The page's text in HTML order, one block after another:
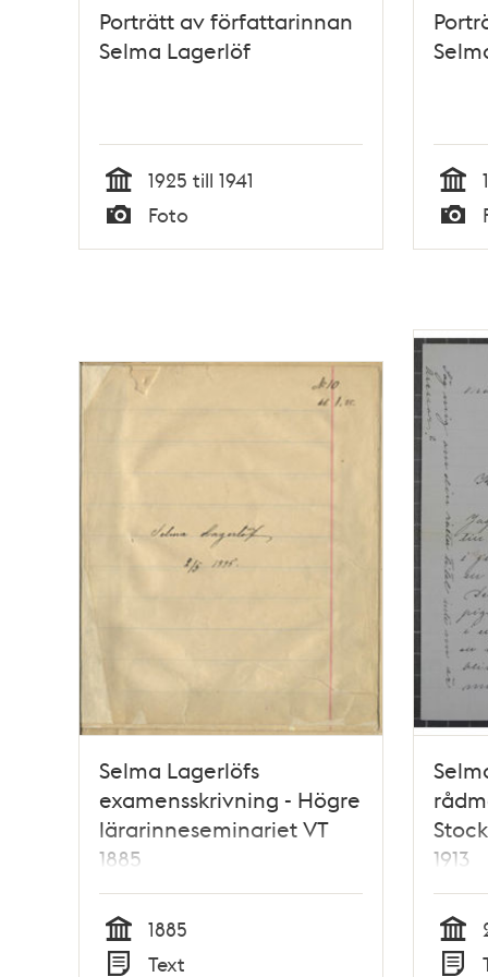
Porträtt av författarinnan
Selma Lagerlöf
Tid
1925 till 1941
Typ
Foto Tid
Typ
Selma Lagerlöfs
examensskrivning - Högre
lärarinneseminariet VT
1885
Tid
1885
Text
1913
Tid